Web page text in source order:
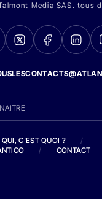
Media SAS. tous
C'EST QUOI ?
/
/ CONTACT